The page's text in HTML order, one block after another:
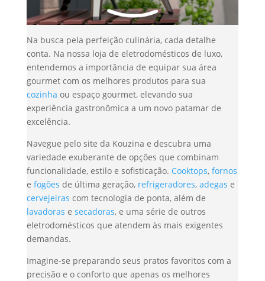
Na busca pela perfeição culinária, cada detalhe
conta. Na nossa loja de eletrodomésticos de luxo,
entendemos a importância de equipar sua área
gourmet com os melhores produtos para sua
cozinha ou espaço gourmet, elevando sua
experiência gastronômica a um novo patamar de
excelência.
Navegue pelo site da Kouzina e descubra uma
variedade exuberante de opções que combinam
funcionalidade, estilo e sofisticação. Cooktops, fornos
e fogões de última geração, refrigeradores, adegas e
cervejeiras com tecnologia de ponta, além de
lavadoras e secadoras, e uma série de outros
eletrodomésticos que atendem às mais exigentes
demandas.
Imagine-se preparando seus pratos favoritos com a
precisão e o conforto que apenas os melhores